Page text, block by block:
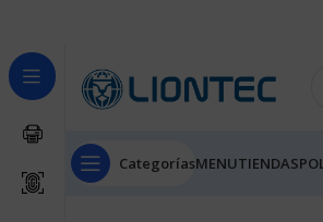
CategoríasMENUTIENDAS